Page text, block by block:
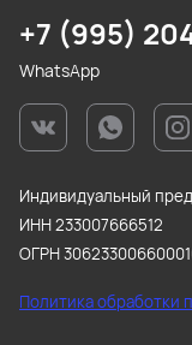
+7 (995)
WhatsApp
Индивидуальный
ИНН 233007666512
ОГРН
Политика обработки